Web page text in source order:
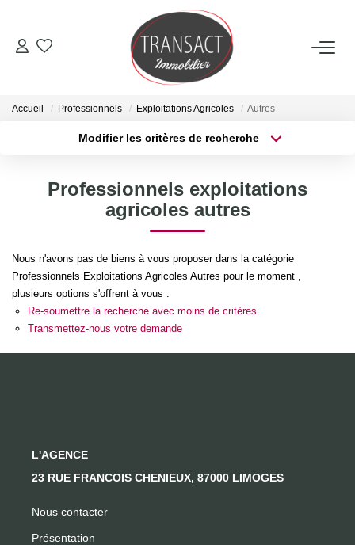
ACCUEIL
NOTRE AGENCE
Qui Sommes-Nous
Nos Actualités
Accueil Professionnels Exploitations Agricoles Autres
Modifier les critères de recherche
Type de bien
Surface min
Créer une alerte
Professionnels exploitations
agricoles autres
Nous n'avons pas de biens à vous proposer dans la catégorie
Professionnels Exploitations Agricoles Autres pour le moment ,
plusieurs options s'offrent à vous :
Re-soumettre la recherche avec moins de critères.
Transmettez-nous votre demande
L'AGENCE
23 RUE FRANCOIS CHENIEUX, 87000 LIMOGES
Nous contacter
Présentation